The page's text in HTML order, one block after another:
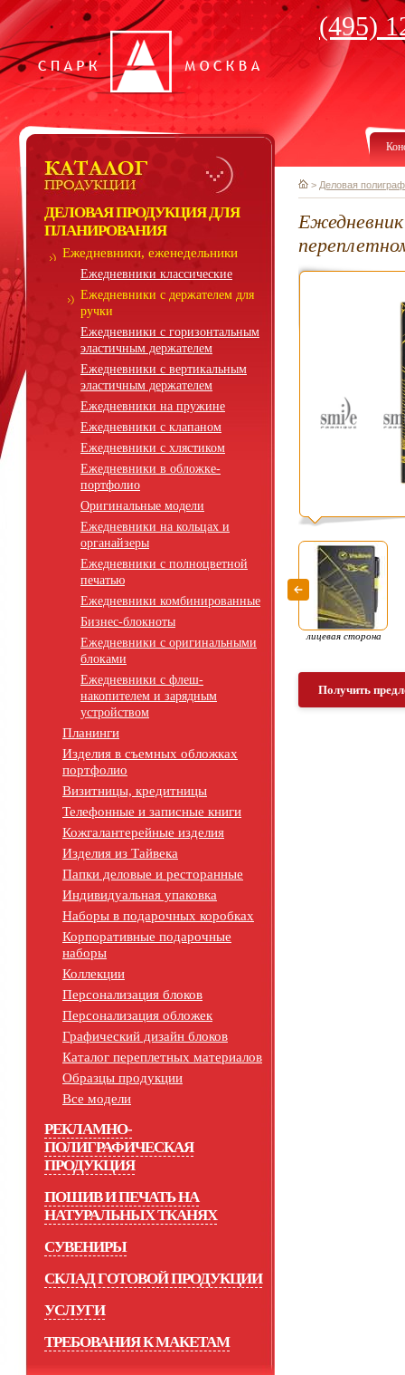
(495)
ДЕЛОВАЯ ПРОДУКЦИЯ ДЛЯ
ПЛАНИРОВАНИЯ
Ежедневники, еженедельники
Ежедневники классические
Ежедневники с держателем для
ручки
Ежедневники с горизонтальным
эластичным держателем
Ежедневники с вертикальным
эластичным держателем
Ежедневники на пружине
Ежедневники с клапаном
Ежедневники с хлястиком
Ежедневники в обложке-
портфолио
Оригинальные модели
Ежедневники на кольцах и
органайзеры
Ежедневники с полноцветной
печатью
Ежедневники комбинированные
Бизнес-блокноты
Ежедневники с оригинальными
блоками
Ежедневники с флеш-
накопителем и зарядным
устройством
Планинги
Изделия в съемных обложках
портфолио
Визитницы, кредитницы
Телефонные и записные книги
Кожгалантерейные изделия
Изделия из Тайвека
Папки деловые и ресторанные
Индивидуальная упаковка
Наборы в подарочных коробках
Корпоративные подарочные
наборы
Коллекции
Персонализация блоков
Персонализация обложек
Графический дизайн блоков
Каталог переплетных материалов
Образцы продукции
Все модели
РЕКЛАМНО-
ПОЛИГРАФИЧЕСКАЯ
ПРОДУКЦИЯ
ПОШИВ И ПЕЧАТЬ НА
НАТУРАЛЬНЫХ ТКАНЯХ
СУВЕНИРЫ
СКЛАД ГОТОВОЙ ПРОДУКЦИИ
УСЛУГИ
ТРЕБОВАНИЯ К МАКЕТАМ
> Деловая
лицевая сторона
Получить